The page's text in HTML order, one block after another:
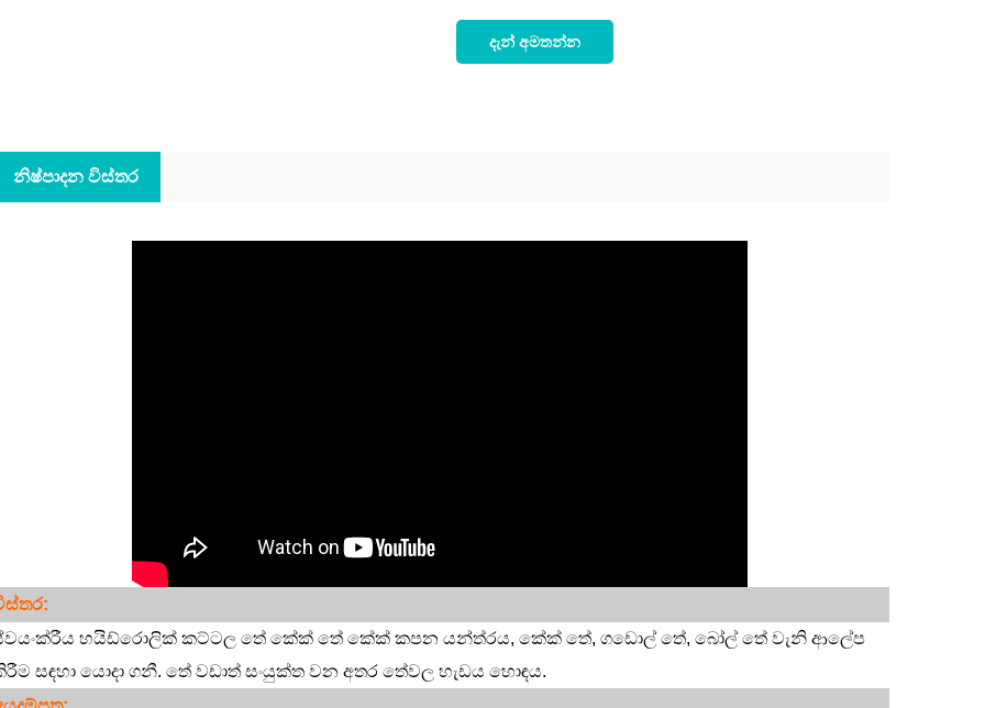
දැන් අමතන්න
නිෂ්පාදන විස්තර
හයිඩ්රොලික් කට්ටල තේ කේක් තේ කේක් කපන යන්ත්රය, කේක් තේ, ගඩොල් තේ, බෝල් තේ වැනි ආලේප
සඳහා යොදා ගනී. තේ වඩාත් සංයුක්ත වන අතර තේවල හැඩය හොඳය.